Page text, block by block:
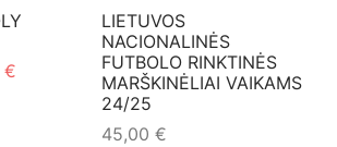
€
LIETUVOS
NACIONALINĖS
FUTBOLO RINKTINĖS
MARŠKINĖLIAI VAIKAMS
24/25
45,00 €